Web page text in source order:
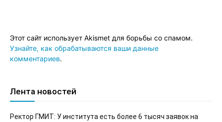
Этот сайт использует Akismet для борьбы со спамом.
Узнайте, как обрабатываются ваши данные
комментариев.
Лента новостей
Ректор ГМИТ: У института есть более 6 тысяч заявок на